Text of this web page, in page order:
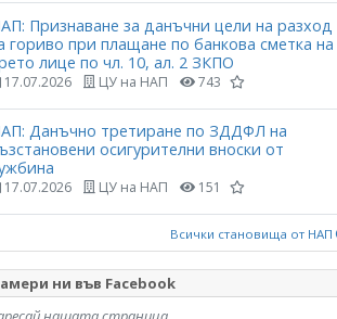
Признаване за данъчни цели на разход
гориво при плащане по банкова сметка на
лице по чл. 10, ал. 2 ЗКПО
17.07.2026 ЦУ на НАП 743
Данъчно третиране по ЗДДФЛ на
осигурителни вноски от
17.07.2026 ЦУ на НАП 151
Всички становища от НАП
ни във Facebook